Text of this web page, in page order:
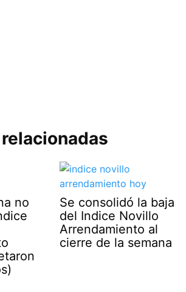
no
Se consolidó la baja
del Indice Novillo
Arrendamiento al
cierre de la semana